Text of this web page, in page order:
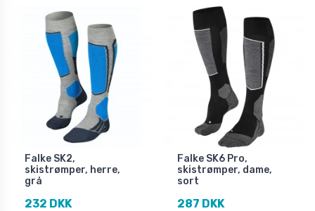
Falke SK2,
skistrømper, herre,
grå
232 DKK
Falke SK6 Pro,
skistrømper, dame,
sort
287 DKK